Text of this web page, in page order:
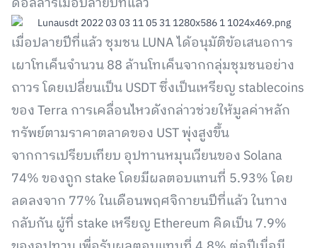
เมื่อปลายปีที่แล้ว ชุมชน LUNA ได้อนุมัติข้อเสนอการ
เผาโทเค็นจำนวน 88 ล้านโทเค็นจากกลุ่มชุมชนอย่าง
ถาวร โดยเปลี่ยนเป็น USDT ซึ่งเป็นเหรียญ stablecoins
ของ Terra การเคลื่อนไหวดังกล่าวช่วยให้มูลค่าหลัก
ทรัพย์ตามราคาตลาดของ UST พุ่งสูงขึ้น
จากการเปรียบเทียบ อุปทานหมุนเวียนของ Solana
74% ของถูก stake โดยมีผลตอบแทนที่ 5.93% โดย
ลดลงจาก 77% ในเดือนพฤศจิกายนปีที่แล้ว ในทาง
กลับกัน ผู้ที่ stake เหรียญ Ethereum คิดเป็น 7.9%